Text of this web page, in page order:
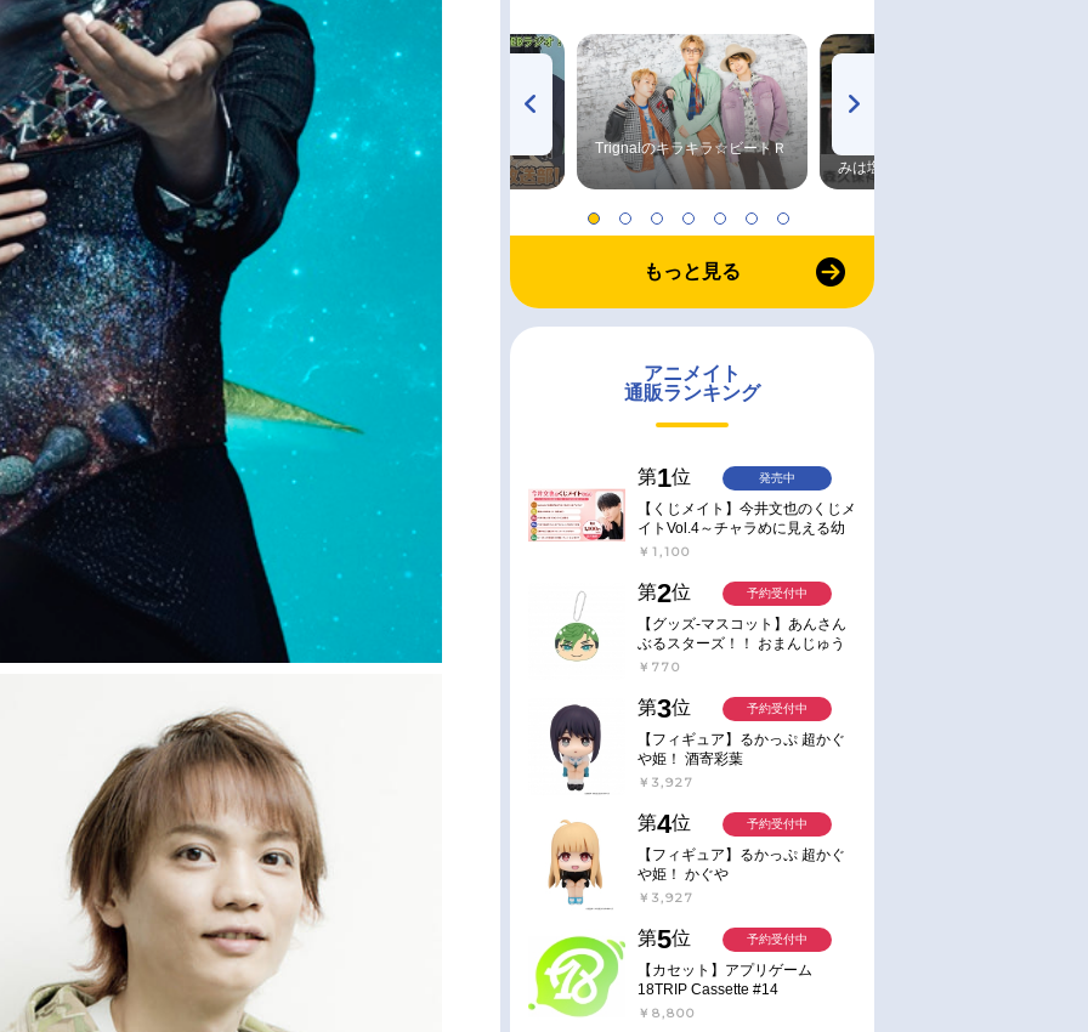
TVアニメ『戦隊大失格』
radio 大直会 2nd season
ハイキュー!! 烏野高校放送部! Trignalのキラキラ☆ビートＲ
みは塩だけ
もっと見る
アニメイト
通販ランキング
第1位
【くじメイト】今井文也のくじメ
イトVol.4～チャラめに見える幼
馴染、実は一途で独占欲が強いん
￥1,100
発売中
第2位
【グッズ-マスコット】あんさん
ぶるスターズ！！ おまんじゅう
にぎにぎマスコット ねくすと2
￥770
予約受付中
第3位
【フィギュア】るかっぷ 超かぐ
や姫！ 酒寄彩葉
￥3,927
予約受付中
第4位
【フィギュア】るかっぷ 超かぐ
や姫！ かぐや
￥3,927
予約受付中
第5位
【カセット】アプリゲーム
18TRIP Cassette #14
￥8,800
予約受付中